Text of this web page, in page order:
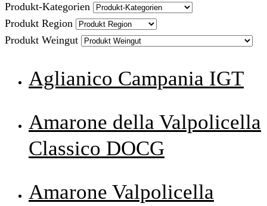
Produkt-Kategorien
Produkt Region
Produkt Weingut
Aglianico Campania IGT
Amarone della Valpolicella
Classico DOCG
Amarone Valpolicella